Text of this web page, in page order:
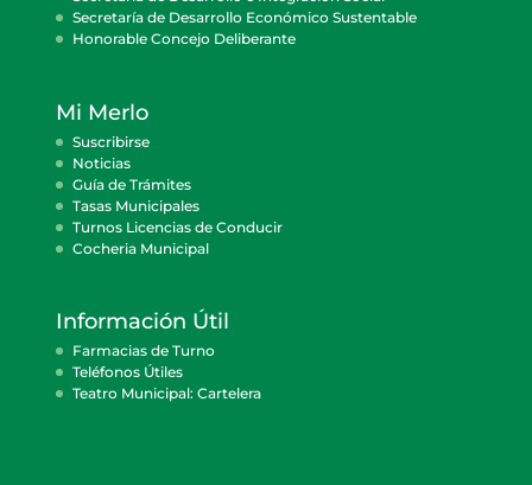
Secretaría de Desarrollo Económico Sustentable
Honorable Concejo Deliberante
Mi Merlo
Suscribirse
Noticias
Guía de Trámites
Tasas Municipales
Turnos Licencias de Conducir
Cocheria Municipal
Información Útil
Farmacias de Turno
Teléfonos Útiles
Teatro Municipal: Cartelera